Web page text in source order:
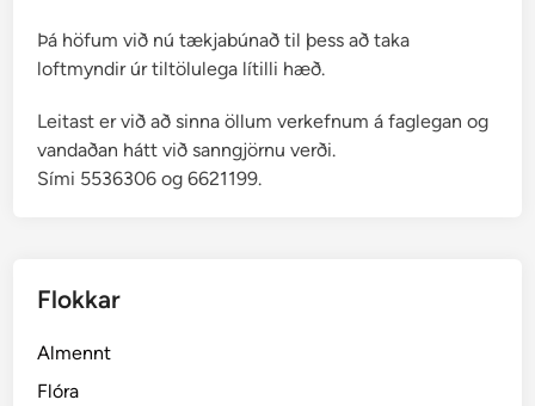
Þá höfum við nú tækjabúnað til þess að taka
loftmyndir úr tiltölulega lítilli hæð.
Leitast er við að sinna öllum verkefnum á faglegan og
vandaðan hátt við sanngjörnu verði.
Sími 5536306 og 6621199.
Flokkar
Almennt
Flóra